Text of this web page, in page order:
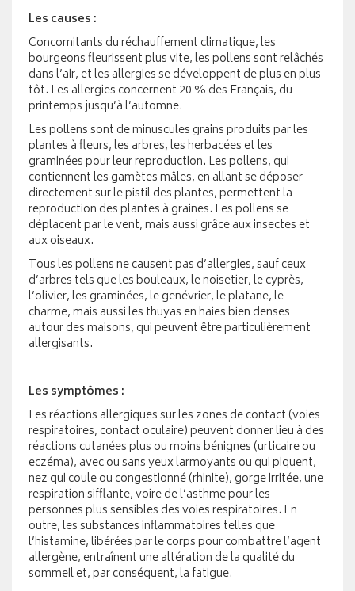
Les causes :
Concomitants du réchauffement climatique, les
bourgeons fleurissent plus vite, les pollens sont relâchés
dans l’air, et les allergies se développent de plus en plus
tôt. Les allergies concernent 20 % des Français, du
printemps jusqu’à l’automne.
Les pollens sont de minuscules grains produits par les
plantes à fleurs, les arbres, les herbacées et les
graminées pour leur reproduction. Les pollens, qui
contiennent les gamètes mâles, en allant se déposer
directement sur le pistil des plantes, permettent la
reproduction des plantes à graines. Les pollens se
déplacent par le vent, mais aussi grâce aux insectes et
aux oiseaux.
Tous les pollens ne causent pas d’allergies, sauf ceux
d’arbres tels que les bouleaux, le noisetier, le cyprès,
l’olivier, les graminées, le genévrier, le platane, le
charme, mais aussi les thuyas en haies bien denses
autour des maisons, qui peuvent être particulièrement
allergisants.
Les symptômes :
Les réactions allergiques sur les zones de contact (voies
respiratoires, contact oculaire) peuvent donner lieu à des
réactions cutanées plus ou moins bénignes (urticaire ou
eczéma), avec ou sans yeux larmoyants ou qui piquent,
nez qui coule ou congestionné (rhinite), gorge irritée, une
respiration sifflante, voire de l’asthme pour les
personnes plus sensibles des voies respiratoires. En
outre, les substances inflammatoires telles que
l’histamine, libérées par le corps pour combattre l’agent
allergène, entraînent une altération de la qualité du
sommeil et, par conséquent, la fatigue.